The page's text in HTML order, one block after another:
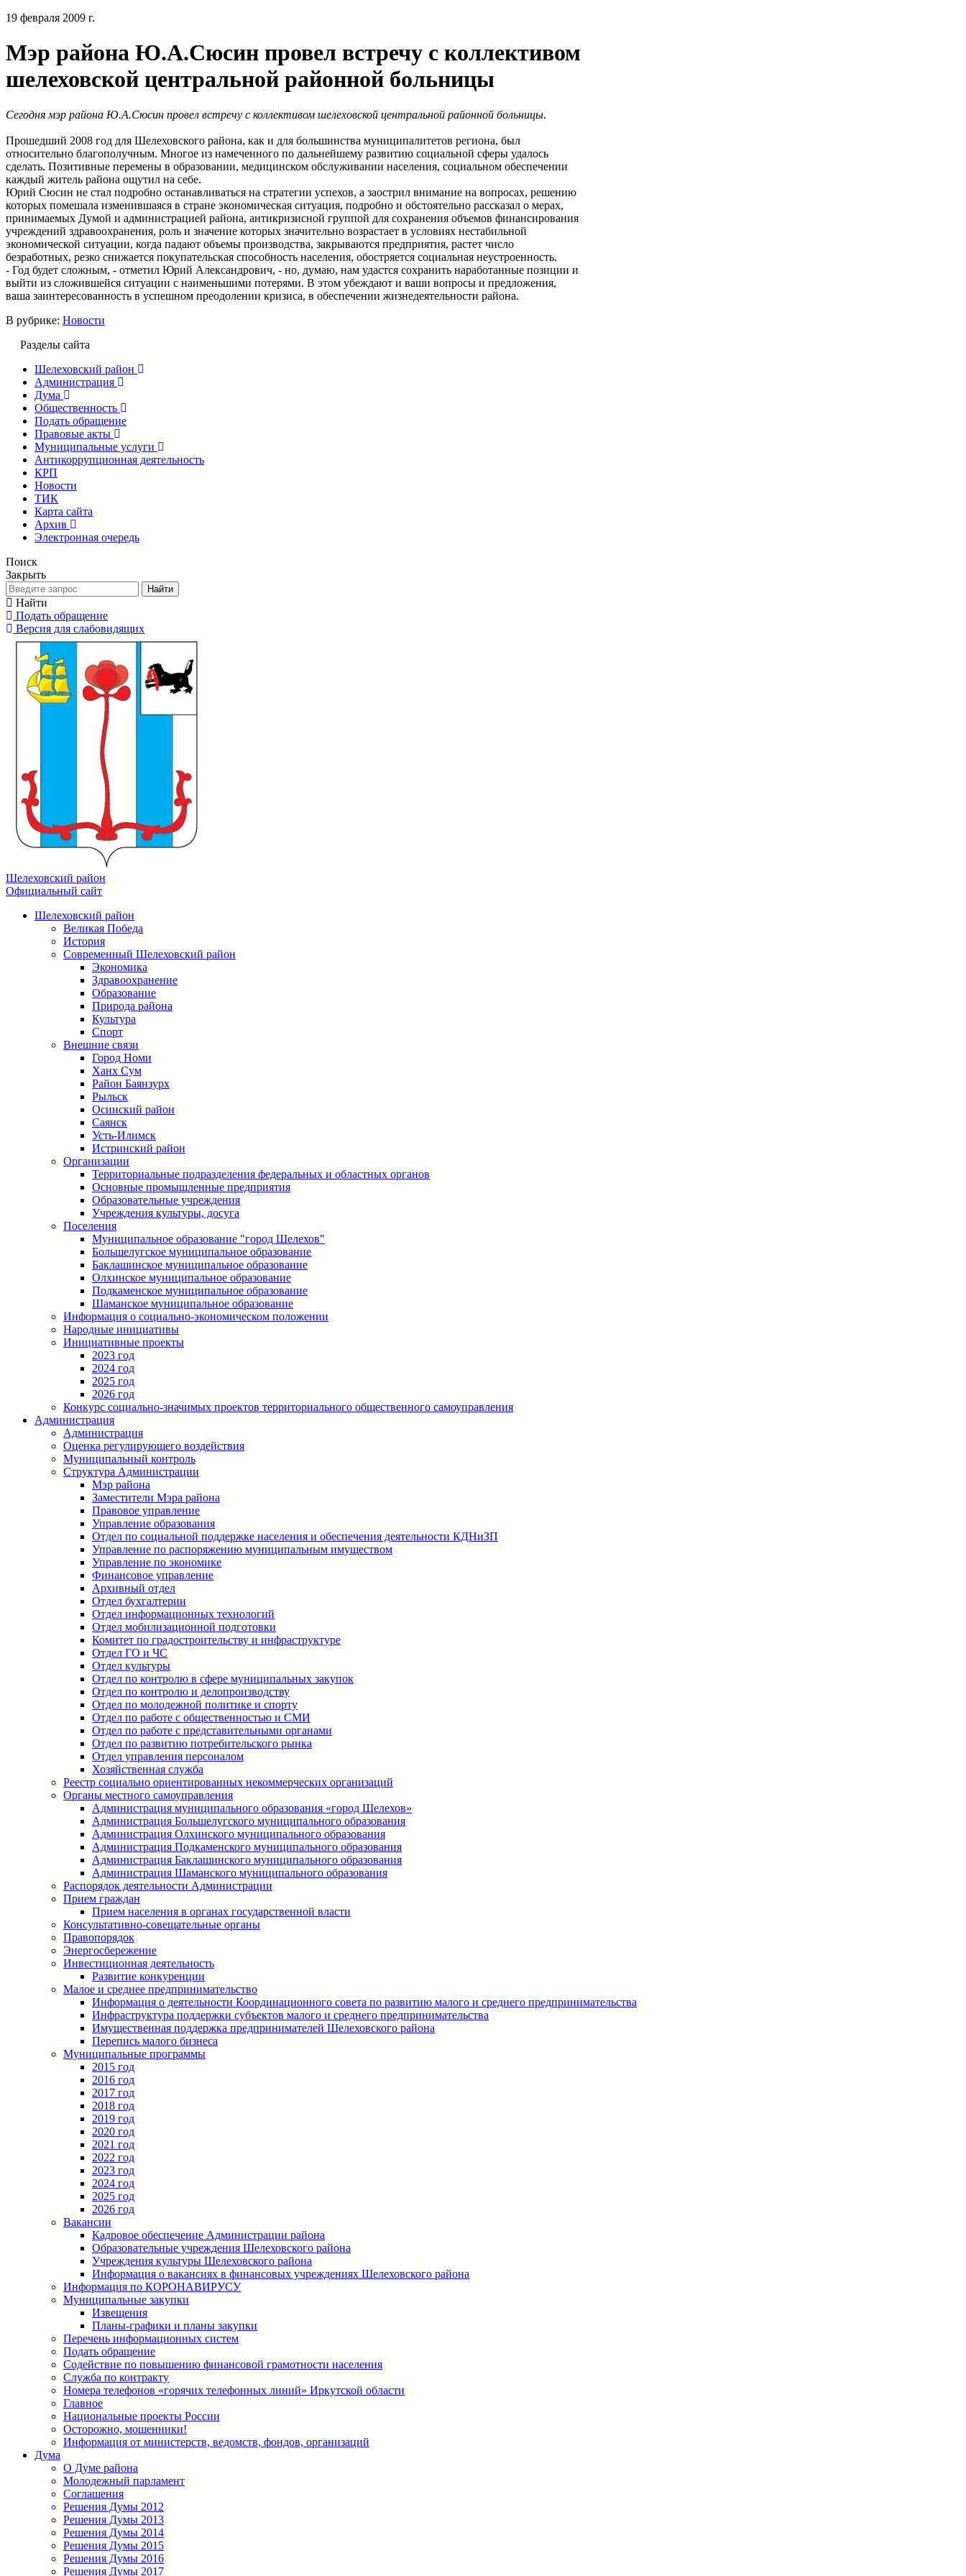
19 февраля 2009 г.
Мэр района Ю.А.Сюсин провел встречу с коллективом
шелеховской центральной районной больницы
Сегодня мэр района Ю.А.Сюсин провел встречу с коллективом шелеховской центральной районной больницы.
Прошедший 2008 год для Шелеховского района, как и для большинства муниципалитетов региона, был
относительно благополучным. Многое из намеченного по дальнейшему развитию социальной сферы удалось
сделать. Позитивные перемены в образовании, медицинском обслуживании населения, социальном обеспечении
каждый житель района ощутил на себе.
Юрий Сюсин не стал подробно останавливаться на стратегии успехов, а заострил внимание на вопросах, решению
которых помешала изменившаяся в стране экономическая ситуация, подробно и обстоятельно рассказал о мерах,
принимаемых Думой и администрацией района, антикризисной группой для сохранения объемов финансирования
учреждений здравоохранения, роль и значение которых значительно возрастает в условиях нестабильной
экономической ситуации, когда падают объемы производства, закрываются предприятия, растет число
безработных, резко снижается покупательская способность населения, обостряется социальная неустроенность.
- Год будет сложным, - отметил Юрий Александрович, - но, думаю, нам удастся сохранить наработанные позиции и
выйти из сложившейся ситуации с наименьшими потерями. В этом убеждают и ваши вопросы и предложения,
ваша заинтересованность в успешном преодолении кризиса, в обеспечении жизнедеятельности района.
В рубрике: Новости
Разделы сайта
Шелеховский район
Администрация
Дума
Общественность
Подать обращение
Правовые акты
Муниципальные услуги
Антикоррупционная деятельность
КРП
Новости
ТИК
Карта сайта
Архив
Электронная очередь
Поиск
Закрыть
Найти
Найти
Подать обращение
Версия для слабовидящих
Шелеховский район
Официальный сайт
Шелеховский район
Великая Победа
История
Современный Шелеховский район
Экономика
Здравоохранение
Образование
Природа района
Культура
Спорт
Внешние связи
Город Номи
Ханх Сум
Район Баянзурх
Рыльск
Осинский район
Саянск
Усть-Илимск
Истринский район
Организации
Территориальные подразделения федеральных и областных органов
Основные промышленные предприятия
Образовательные учреждения
Учреждения культуры, досуга
Поселения
Муниципальное образование "город Шелехов"
Большелугское муниципальное образование
Баклашинское муниципальное образование
Олхинское муниципальное образование
Подкаменское муниципальное образование
Шаманское муниципальное образование
Информация о социально-экономическом положении
Народные инициативы
Инициативные проекты
2023 год
2024 год
2025 год
2026 год
Конкурс социально-значимых проектов территориального общественного самоуправления
Администрация
Администрация
Оценка регулирующего воздействия
Муниципальный контроль
Структура Администрации
Мэр района
Заместители Мэра района
Правовое управление
Управление образования
Отдел по социальной поддержке населения и обеспечения деятельности КДНиЗП
Управление по распоряжению муниципальным имуществом
Управление по экономике
Финансовое управление
Архивный отдел
Отдел бухгалтерии
Отдел информационных технологий
Отдел мобилизационной подготовки
Комитет по градостроительству и инфраструктуре
Отдел ГО и ЧС
Отдел культуры
Отдел по контролю в сфере муниципальных закупок
Отдел по контролю и делопроизводству
Отдел по молодежной политике и спорту
Отдел по работе с общественностью и СМИ
Отдел по работе с представительными органами
Отдел по развитию потребительского рынка
Отдел управления персоналом
Хозяйственная служба
Реестр социально ориентированных некоммерческих организаций
Органы местного самоуправления
Администрация муниципального образования «город Шелехов»
Администрация Большелугского муниципального образования
Администрация Олхинского муниципального образования
Администрация Подкаменского муниципального образования
Администрация Баклашинского муниципального образования
Администрация Шаманского муниципального образования
Распорядок деятельности Администрации
Прием граждан
Прием населения в органах государственной власти
Консультативно-совещательные органы
Правопорядок
Энергосбережение
Инвестиционная деятельность
Развитие конкуренции
Малое и среднее предпринимательство
Информация о деятельности Координационного совета по развитию малого и среднего предпринимательства
Инфраструктура поддержки субъектов малого и среднего предпринимательства
Имущественная поддержка предпринимателей Шелеховского района
Перепись малого бизнеса
Муниципальные программы
2015 год
2016 год
2017 год
2018 год
2019 год
2020 год
2021 год
2022 год
2023 год
2024 год
2025 год
2026 год
Вакансии
Кадровое обеспечение Администрации района
Образовательные учреждения Шелеховского района
Учреждения культуры Шелеховского района
Информация о вакансиях в финансовых учреждениях Шелеховского района
Информация по КОРОНАВИРУСУ
Муниципальные закупки
Извещения
Планы-графики и планы закупки
Перечень информационных систем
Подать обращение
Содействие по повышению финансовой грамотности населения
Служба по контракту
Номера телефонов «горячих телефонных линий» Иркутской области
Главное
Национальные проекты России
Осторожно, мошенники!
Информация от министерств, ведомств, фондов, организаций
Дума
О Думе района
Молодежный парламент
Соглашения
Решения Думы 2012
Решения Думы 2013
Решения Думы 2014
Решения Думы 2015
Решения Думы 2016
Решения Думы 2017